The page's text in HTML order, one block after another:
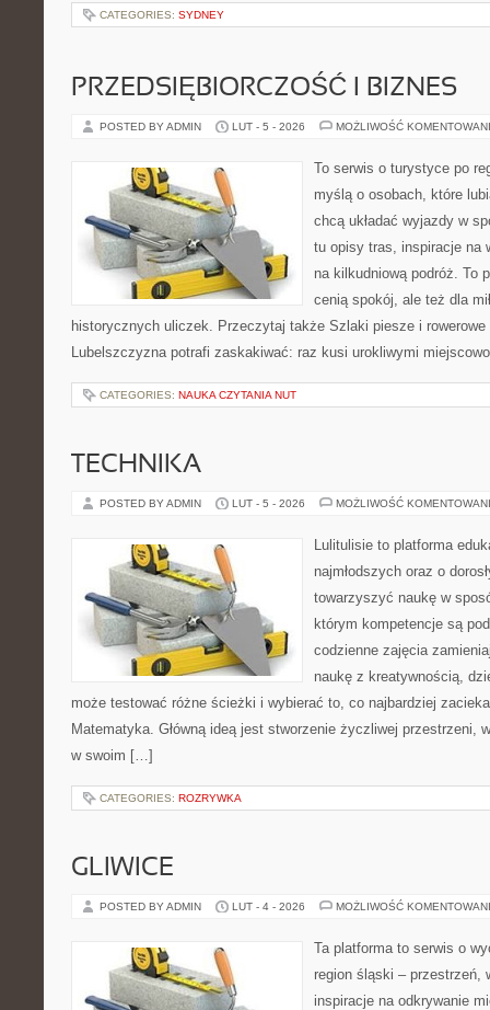
CATEGORIES: SYDNEY
PRZEDSIĘBIORCZOŚĆ I BIZNES
POSTED BY ADMIN LUT - 5 - 2026 MOŻLIWOŚĆ
To serwis o turystyce po
myślą o osobach, które
chcą układać wyjazdy w
tu opisy tras, inspiracje na
na kilkudniową podróż. To
cenią spokój, ale też dla
historycznych uliczek. Przeczytaj także Szlaki piesze i
Lubelszczyzna potrafi zaskakiwać: raz kusi urokliwymi
CATEGORIES: NAUKA CZYTANIA NUT
TECHNIKA
POSTED BY ADMIN LUT - 5 - 2026 MOŻLIWOŚĆ
Lulitulisie to platforma
najmłodszych oraz o
towarzyszyć naukę w
którym kompetencje są
codzienne zajęcia
naukę z kreatywnością,
może testować różne ścieżki i wybierać to, co najbardziej
Matematyka. Główną ideą jest stworzenie życzliwej przestrzeni,
w swoim […]
CATEGORIES: ROZRYWKA
GLIWICE
POSTED BY ADMIN LUT - 4 - 2026 MOŻLIWOŚĆ
Ta platforma to serwis o
region śląski – przestrzeń,
inspiracje na odkrywanie